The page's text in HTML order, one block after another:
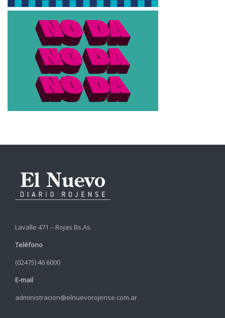
Lavalle 471 – Rojas Bs.As.
Teléfono
(02475) 46 6000
E-mail
administracion@elnuevorojense.com.ar